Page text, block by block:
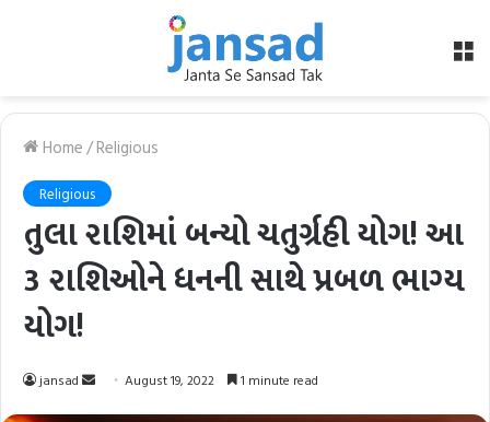
Home/Religious
Religious
તુલા રાશિમાં બન્યો ચતુર્ગ્રહી યોગ! આ
3 રાશિઓને ધનની સાથે પ્રબળ ભાગ્ય
યોગ!
jansad
Send August 19, 2022 1 minute read